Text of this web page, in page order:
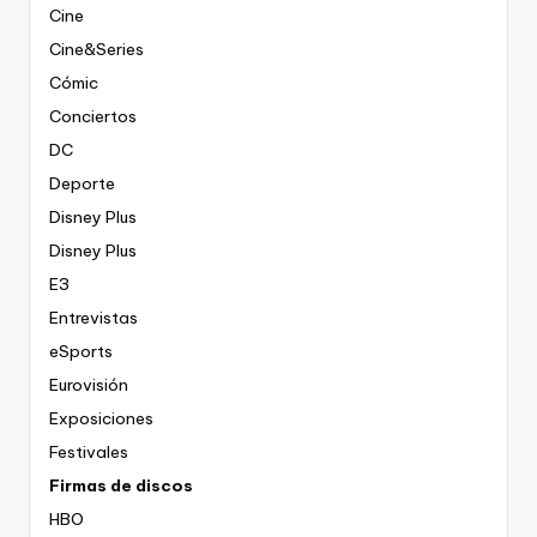
Cine
Cine&Series
Cómic
Conciertos
DC
Deporte
Disney Plus
Disney Plus
E3
Entrevistas
eSports
Eurovisión
Exposiciones
Festivales
Firmas de discos
HBO